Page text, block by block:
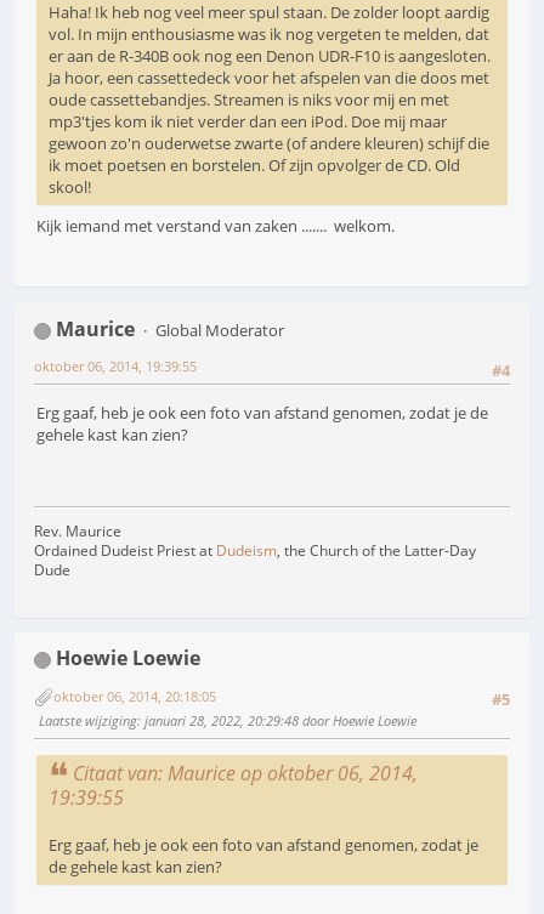
Haha! Ik heb nog veel meer spul staan. De zolder loopt aardig
vol. In mijn enthousiasme was ik nog vergeten te melden, dat
er aan de R-340B ook nog een Denon UDR-F10 is aangesloten.
Ja hoor, een cassettedeck voor het afspelen van die doos met
oude cassettebandjes. Streamen is niks voor mij en met
mp3'tjes kom ik niet verder dan een iPod. Doe mij maar
gewoon zo'n ouderwetse zwarte (of andere kleuren) schijf die
ik moet poetsen en borstelen. Of zijn opvolger de CD. Old
skool!
Kijk iemand met verstand van zaken ....... welkom.
Maurice
Global Moderator
#4
oktober 06, 2014, 19:39:55
Erg gaaf, heb je ook een foto van afstand genomen, zodat je de
gehele kast kan zien?
Rev. Maurice
Ordained Dudeist Priest at Dudeism, the Church of the Latter-Day
Dude
Hoewie Loewie
#5
oktober 06, 2014, 20:18:05
Laatste wijziging: januari 28, 2022, 20:29:48 door Hoewie Loewie
Citaat van: Maurice op oktober 06, 2014,
19:39:55
Erg gaaf, heb je ook een foto van afstand genomen, zodat je
de gehele kast kan zien?